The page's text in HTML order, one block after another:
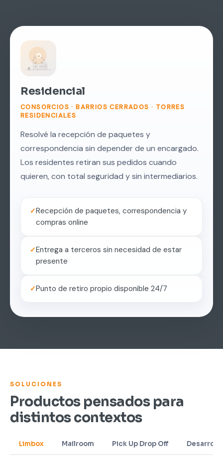
Residencial
CONSORCIOS · BARRIOS CERRADOS · TORRES
RESIDENCIALES
Resolvé la recepción de paquetes y
correspondencia sin depender de un encargado.
Los residentes retiran sus pedidos cuando
quieren, con total seguridad y sin intermediarios.
Recepción de paquetes, correspondencia y
compras online
Entrega a terceros sin necesidad de estar
presente
Punto de retiro propio disponible 24/7
SOLUCIONES
Productos pensados para
distintos contextos
Limbox Mailroom Pick Up Drop Off